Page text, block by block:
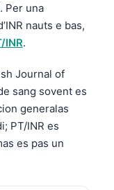
Per una
nauts e bas,
INR.
Journal of
sang sovent es
generalas
PT/INR es
es pas un